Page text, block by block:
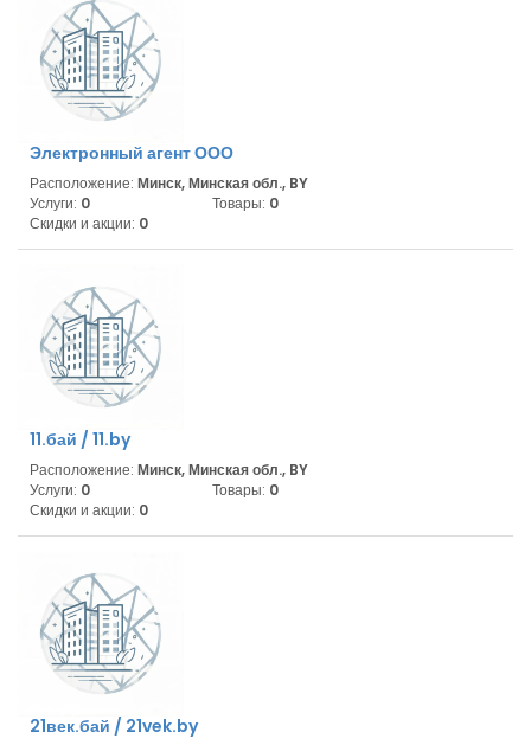
Электронный агент ООО
Расположение: Минск, Минская обл., BY
Услуги: 0 Товары: 0
Скидки и акции: 0
11.бай / 11.by
Расположение: Минск, Минская обл., BY
Услуги: 0 Товары: 0
Скидки и акции: 0
21век.бай / 21vek.by